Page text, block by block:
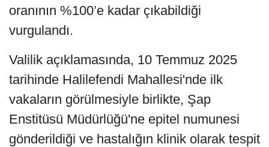
oranının %100’e kadar çıkabildiği
vurgulandı.
Valilik açıklamasında, 10 Temmuz 2025
tarihinde Halilefendi Mahallesi'nde ilk
vakaların görülmesiyle birlikte, Şap
Enstitüsü Müdürlüğü'ne epitel numunesi
gönderildiği ve hastalığın klinik olarak tespit